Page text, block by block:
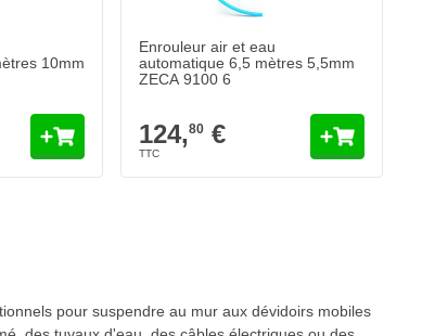
10mm
Enrouleur air et eau
automatique 6,5 mètres 5,5mm
ZECA 9100 6
124,80 €
pour suspendre au mur aux dévidoirs mobiles